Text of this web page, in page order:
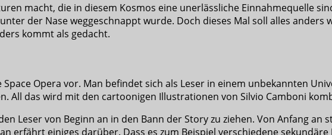
macht, die in diesem Kosmos eine unerlässliche Einnahmequelle
der Nase weggeschnappt wurde. Doch dieses Mal soll alles anders
kommt als gedacht.
Space Opera vor. Man befindet sich als Leser in einem unbekannten
All das wird mit den cartoonigen Illustrationen von Silvio Camboni
Leser von Beginn an in den Bann der Story zu ziehen. Von Anfang
erfährt einiges darüber. Dass es zum Beispiel verschiedene